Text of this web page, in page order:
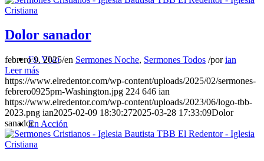
En Vivo
En Acción
Dolor sanador
febrero 9, 2025/en Sermones Noche, Sermones Todos /porian
Leer más
https://www.elredentor.com/wp-content/uploads/2025/02/sermones-
febrero0925pm-Washington.jpg 224 646 ian
https://www.elredentor.com/wp-content/uploads/2023/06/logo-tbb-
2023.png ian2025-02-09 18:30:272025-03-28 17:33:09Dolor
sanador